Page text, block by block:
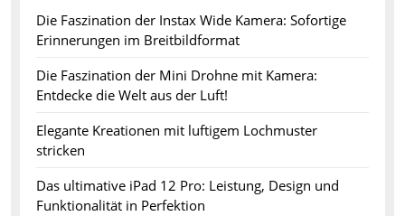
Die Faszination der Instax Wide Kamera: Sofortige
Erinnerungen im Breitbildformat
Die Faszination der Mini Drohne mit Kamera:
Entdecke die Welt aus der Luft!
Elegante Kreationen mit luftigem Lochmuster
stricken
Das ultimative iPad 12 Pro: Leistung, Design und
Funktionalität in Perfektion